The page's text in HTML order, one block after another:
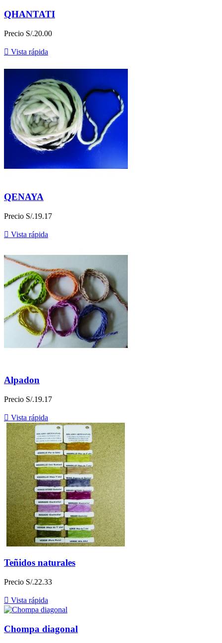
QHANTATI
Precio S/.20.00
 Vista rápida
QENAYA
Precio S/.19.17
 Vista rápida
Alpadon
Precio S/.19.17
 Vista rápida
Teñidos naturales
Precio S/.22.33
 Vista rápida
Chompa diagonal